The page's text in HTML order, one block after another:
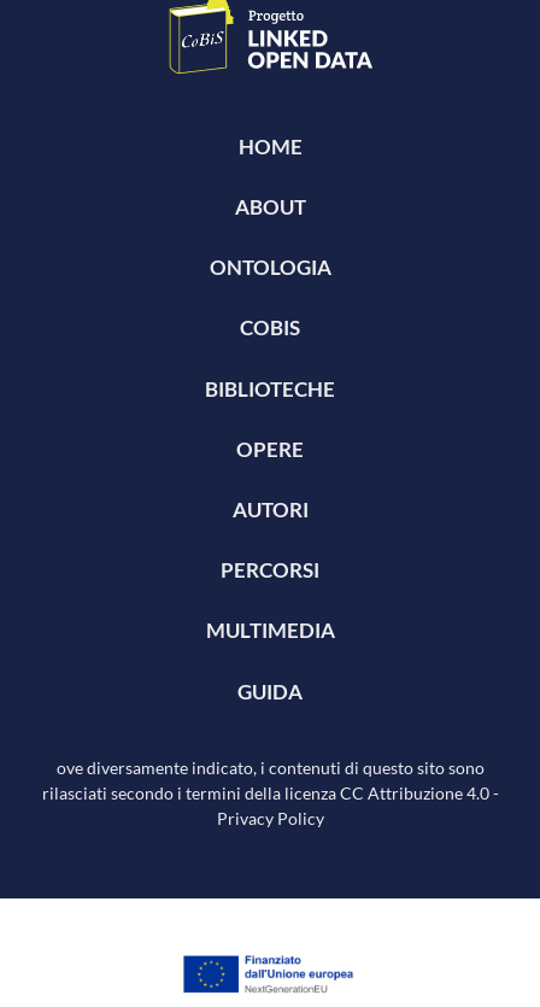
HOME
ABOUT
ONTOLOGIA
COBIS
BIBLIOTECHE
OPERE
AUTORI
PERCORSI
MULTIMEDIA
GUIDA
ove diversamente indicato, i contenuti di questo sito sono
rilasciati secondo i termini della licenza CC Attribuzione 4.0-
Privacy Policy